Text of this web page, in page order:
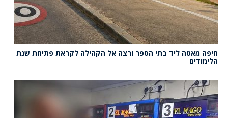
חיפה מאטה ליד בתי הספר ורצה אל הקהילה לקראת פתיחת שנת
הלימודים